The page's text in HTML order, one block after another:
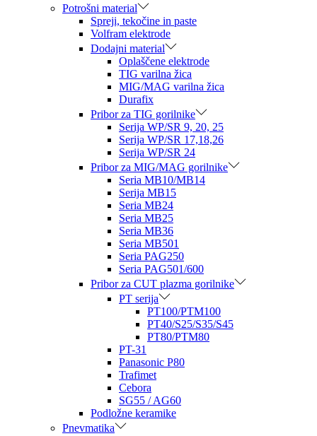
Potrošni material
Spreji, tekočine in paste
Volfram elektrode
Dodajni material
Oplaščene elektrode
TIG varilna žica
MIG/MAG varilna žica
Durafix
Pribor za TIG gorilnike
Serija WP/SR 9, 20, 25
Serija WP/SR 17,18,26
Serija WP/SR 24
Pribor za MIG/MAG gorilnike
Seria MB10/MB14
Serija MB15
Seria MB24
Seria MB25
Seria MB36
Seria MB501
Seria PAG250
Seria PAG501/600
Pribor za CUT plazma gorilnike
PT serija
PT100/PTM100
PT40/S25/S35/S45
PT80/PTM80
PT-31
Panasonic P80
Trafimet
Cebora
SG55 / AG60
Podložne keramike
Pnevmatika